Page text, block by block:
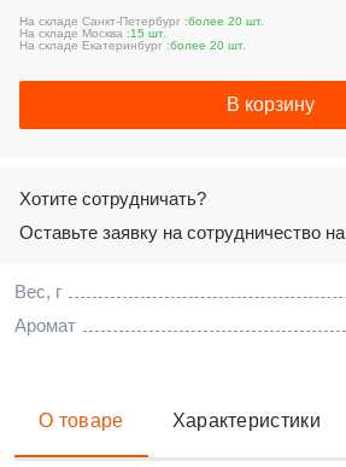
Вес, г
Аромат
На складе Санкт-Петербург :более 20 шт.
На складе Москва :15 шт.
На складе Екатеринбург :более 20 шт.
В корзину
Хотите сотрудничать?
Оставьте заявку на сотрудничество на
О товаре Характеристики